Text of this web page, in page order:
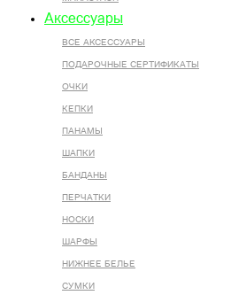
Аксессуары
ВСЕ AКСЕССУАРЫ
ПОДАРОЧНЫЕ СЕРТИФИКАТЫ
ОЧКИ
КЕПКИ
ПАНАМЫ
ШАПКИ
БАНДАНЫ
ПЕРЧАТКИ
НОСКИ
ШАРФЫ
НИЖНЕЕ БЕЛЬЕ
СУМКИ